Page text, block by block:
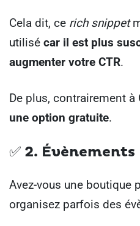
Cela dit, ce rich snippet
utilisé car il est plus
augmenter votre CTR.
De plus, contrairement à
une option gratuite.
✅ 2. Évènements
Avez-vous une boutique
organisez parfois des